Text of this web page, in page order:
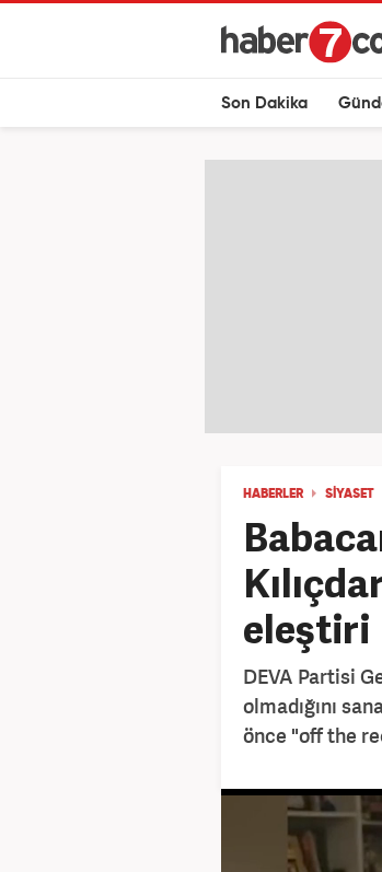
Son Dakika
HABERLER SİYASET
eleştiri
DEVA Partisi
olmadığını
önce "off the